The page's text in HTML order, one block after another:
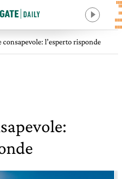
consapevole: l’esperto risponde